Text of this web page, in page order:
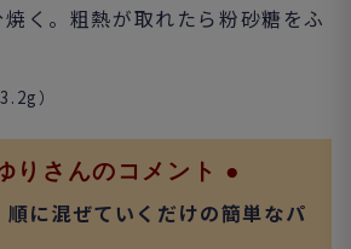
く。粗熱が取れたら粉砂糖をふ
）
りさんのコメント ●
に混ぜていくだけの簡単なパ